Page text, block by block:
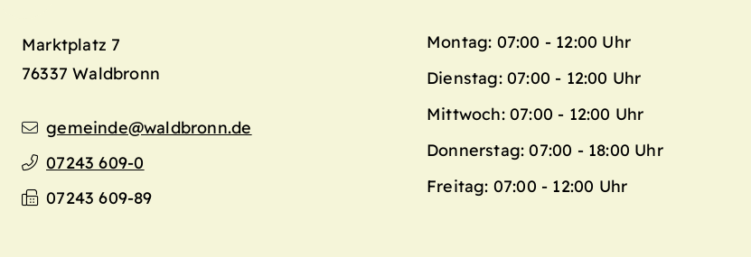
Marktplatz 7
76337 Waldbronn
gemeinde@waldbronn.de
07243 609-0
07243 609-89
Montag: 07:00 - 12:00 Uhr
Dienstag: 07:00 - 12:00 Uhr
Mittwoch: 07:00 - 12:00 Uhr
Donnerstag: 07:00 - 18:00 Uhr
Freitag: 07:00 - 12:00 Uhr